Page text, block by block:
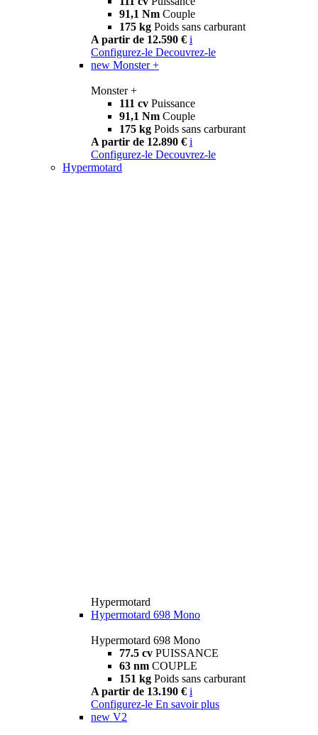
91,1 Nm Couple
175 kg Poids sans carburant
A partir de 12.590 € i
Configurez-le Decouvrez-le
new Monster +
Monster +
111 cv Puissance
91,1 Nm Couple
175 kg Poids sans carburant
A partir de 12.890 € i
Configurez-le Decouvrez-le
Hypermotard
Hypermotard
Hypermotard 698 Mono
Hypermotard 698 Mono
77.5 cv PUISSANCE
63 nm COUPLE
151 kg Poids sans carburant
A partir de 13.190 € i
Configurez-le En savoir plus
new V2